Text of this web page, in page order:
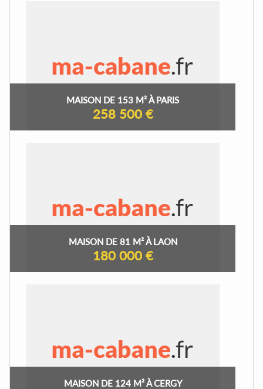
MAISON DE 153 M² À PARIS
258 500 €
MAISON DE 81 M² À LAON
180 000 €
MAISON DE 124 M² À CERGY